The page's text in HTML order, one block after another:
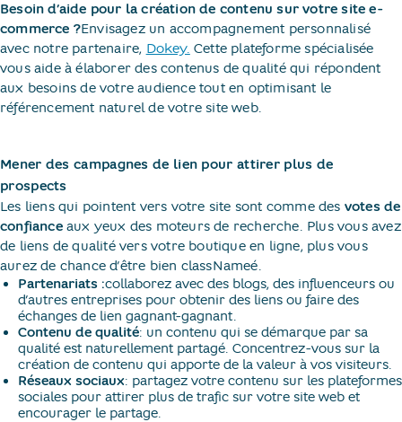
Besoin d’aide pour la création de contenu sur votre site e-
commerce ?Envisagez un accompagnement personnalisé
avec notre partenaire, Dokey. Cette plateforme spécialisée
vous aide à élaborer des contenus de qualité qui répondent
aux besoins de votre audience tout en optimisant le
référencement naturel de votre site web.
Mener des campagnes de lien pour attirer plus de
prospects
Les liens qui pointent vers votre site sont comme des votes de
confianceaux yeux des moteurs de recherche. Plus vous avez
de liens de qualité vers votre boutique en ligne, plus vous
aurez de chance d’être bien classNameé.
Partenariats :collaborez avec des blogs, des influenceurs ou
d’autres entreprises pour obtenir des liens ou faire des
échanges de lien gagnant-gagnant.
Contenu de qualité: un contenu qui se démarque par sa
qualité est naturellement partagé. Concentrez-vous sur la
création de contenu qui apporte de la valeur à vos visiteurs.
Réseaux sociaux: partagez votre contenu sur les plateformes
sociales pour attirer plus de trafic sur votre site web et
encourager le partage.